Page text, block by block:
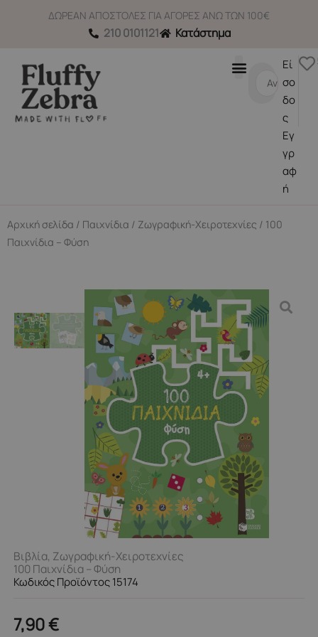
ΔΩΡΕΑΝ ΑΠΟΣΤΟΛΕΣ ΓΙΑ ΑΓΟΡΕΣ ΑΝΩ ΤΩΝ 100€
210 0101121 Κατάστημα
Search
Εί
σο
δο
ς
Εγ
γρ
αφ
ή
Αρχική σελίδα / Παιχνίδια / Ζωγραφική-Χειροτεχνίες / 100
Παιχνίδια – Φύση
Βιβλία, Ζωγραφική-Χειροτεχνίες
100 Παιχνίδια – Φύση
Κωδικός Προϊόντος 15174
7,90€